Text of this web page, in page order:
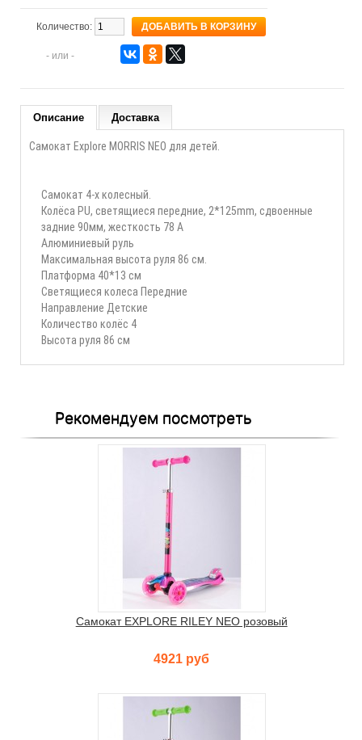
Количество:
- или -
Описание Доставка
Самокат Explore MORRIS NEO для детей.
Самокат 4-х колесный.
Колёса PU, светящиеся передние, 2*125mm, сдвоенные
задние 90мм, жесткость 78 А
Алюминиевый руль
Максимальная высота руля 86 см.
Платформа 40*13 см
Светящиеся колеса Передние
Направление Детские
Количество колёс 4
Высота руля 86 см
Рекомендуем посмотреть
Самокат EXPLORE RILEY NEO розовый
4921 руб